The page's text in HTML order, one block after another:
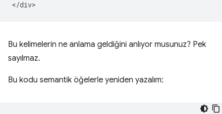
Bu kelimelerin ne anlama geldiğini anlıyor musunuz? Pek
sayılmaz.
Bu kodu semantik öğelerle yeniden yazalım: